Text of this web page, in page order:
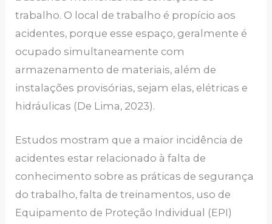
trabalho. O local de trabalho é propício aos
acidentes, porque esse espaço, geralmente é
ocupado simultaneamente com
armazenamento de materiais, além de
instalações provisórias, sejam elas, elétricas e
hidráulicas (De Lima, 2023).
Estudos mostram que a maior incidência de
acidentes estar relacionado à falta de
conhecimento sobre as práticas de segurança
do trabalho, falta de treinamentos, uso de
Equipamento de Proteção Individual (EPI)